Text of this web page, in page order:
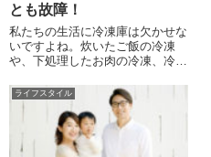
とも故障！
私たちの生活に冷凍庫は欠かせな
いですよね。炊いたご飯の冷凍
や、下処理したお肉の冷凍、冷凍
期保存に活躍してくれます。しか
し、ある日そんな冷凍庫の温度が
上がっていてちゃんと冷凍されて
いない気がする…というとき、非
常...
ライフスタイル